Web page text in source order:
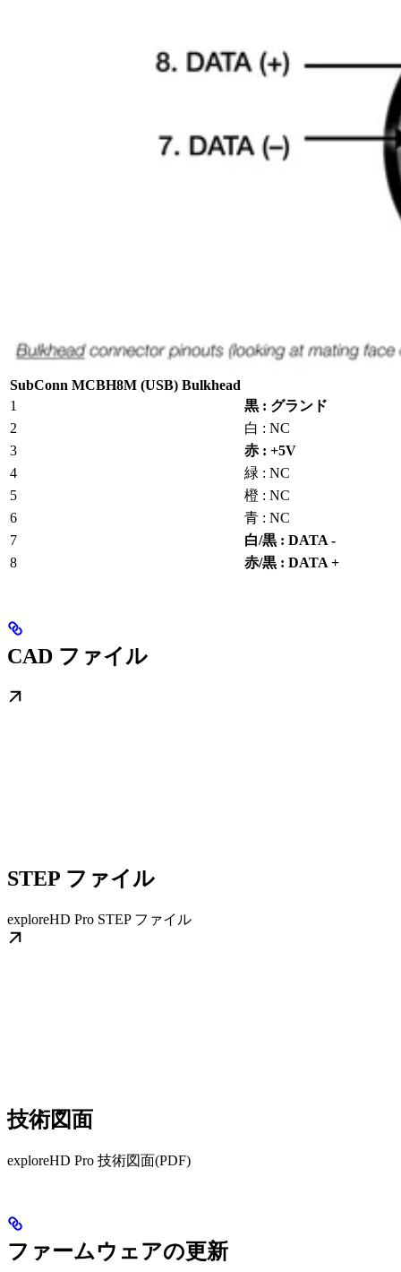
SubConn MCBH8M (USB) Bulkhead
1
黒 : グランド
2
白 : NC
3
赤 : +5V
4
緑 : NC
5
橙 : NC
6
青 : NC
7
白/黒 : DATA -
8
赤/黒 : DATA +
CAD ファイル
STEP ファイル
exploreHD Pro STEP ファイル
技術図面
exploreHD Pro 技術図面(PDF)
ファームウェアの更新